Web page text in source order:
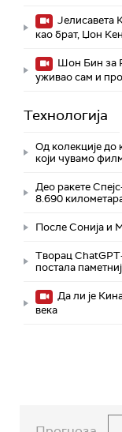
Јелисавета
као брат, Џон
Шон Бин за
уживао сам и
Технологијa
Од колекције до
који чувамо
Део ракете
8.690
После Сонија и
Творац ChatGPT-
постала
Да ли је
века